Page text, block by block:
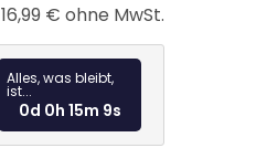
16,99 € ohne MwSt.
Alles, was bleibt,
ist...
0d 0h 15m 7s